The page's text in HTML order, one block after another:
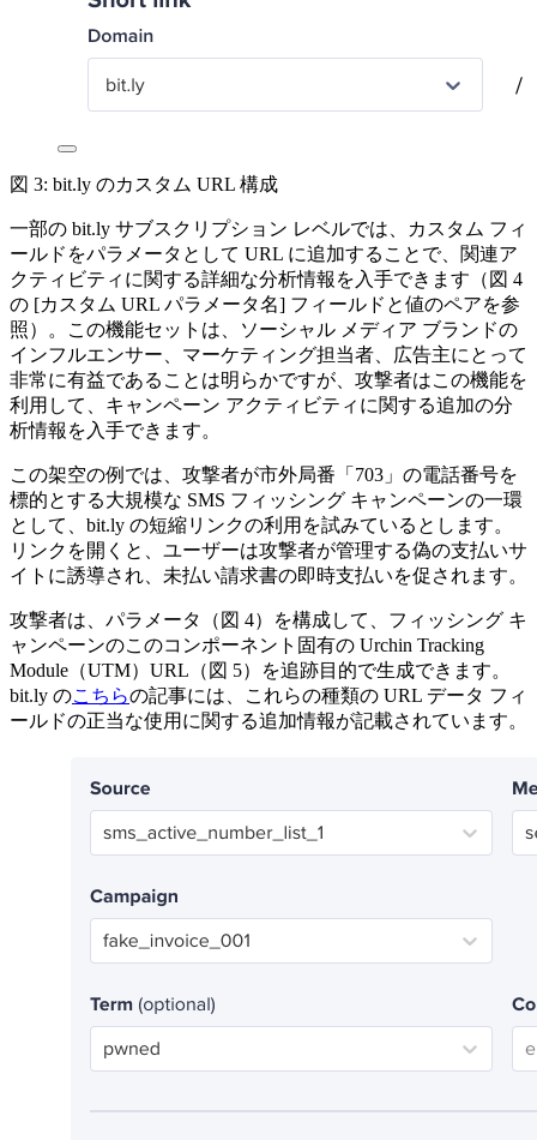
図 3: bit.ly のカスタム URL 構成
一部の bit.ly サブスクリプション レベルでは、カスタム フィ
ールドをパラメータとして URL に追加することで、関連ア
クティビティに関する詳細な分析情報を入手できます（図 4
の [カスタム URL パラメータ名] フィールドと値のペアを参
照）。この機能セットは、ソーシャル メディア ブランドの
インフルエンサー、マーケティング担当者、広告主にとって
非常に有益であることは明らかですが、攻撃者はこの機能を
利用して、キャンペーン アクティビティに関する追加の分
析情報を入手できます。
この架空の例では、攻撃者が市外局番「 703 」の電話番号を
標的とする大規模な SMS フィッシング キャンペーンの一環
として、 bit.ly の短縮リンクの利用を試みているとします。
リンクを開くと、ユーザーは攻撃者が管理する偽の支払いサ
イトに誘導され、未払い請求書の即時支払いを促されます。
攻撃者は、パラメータ（図 4）を構成して、フィッシング キ
ャンペーンのこのコンポーネント固有の Urchin Tracking
Module （UTM） URL （図 5）を追跡目的で生成できます。
bit.ly のこちらの記事には、これらの種類の URL データ フィ
ールドの正当な使用に関する追加情報が記載されています。